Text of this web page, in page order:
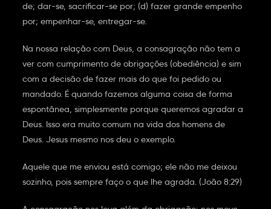
de; dar-se, sacrificar-se por; (d) fazer grande empenho
por; empenhar-se, entregar-se.
Na nossa relação com Deus, a consagração não tem a
ver com cumprimento de obrigações (obediência) e sim
com a decisão de fazer mais do que foi pedido ou
mandado. É quando fazemos alguma coisa de forma
espontânea, simplesmente porque queremos agradar a
Deus. Isso era muito comum na vida dos homens de
Deus. Jesus mesmo nos deu o exemplo.
Aquele que me enviou está comigo; ele não me deixou
sozinho, pois sempre faço o que lhe agrada. (João 8:29)